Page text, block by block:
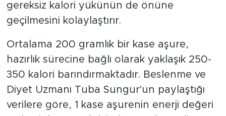
gereksiz kalori yükünün de önüne
geçilmesini kolaylaştırır.
Ortalama 200 gramlık bir kase aşure,
hazırlık sürecine bağlı olarak yaklaşık 250-
350 kalori barındırmaktadır. Beslenme ve
Diyet Uzmanı Tuba Sungur'un paylaştığı
verilere göre, 1 kase aşurenin enerji değeri